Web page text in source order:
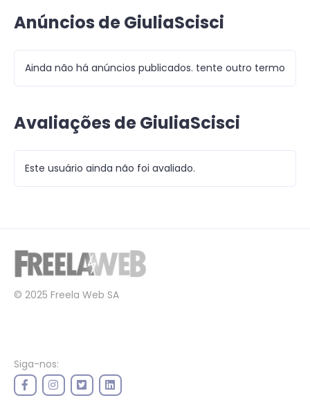
Anúncios de GiuliaScisci
Ainda não há anúncios publicados. tente outro termo
Avaliações de GiuliaScisci
Este usuário ainda não foi avaliado.
© 2025 Freela Web SA
Siga-nos: